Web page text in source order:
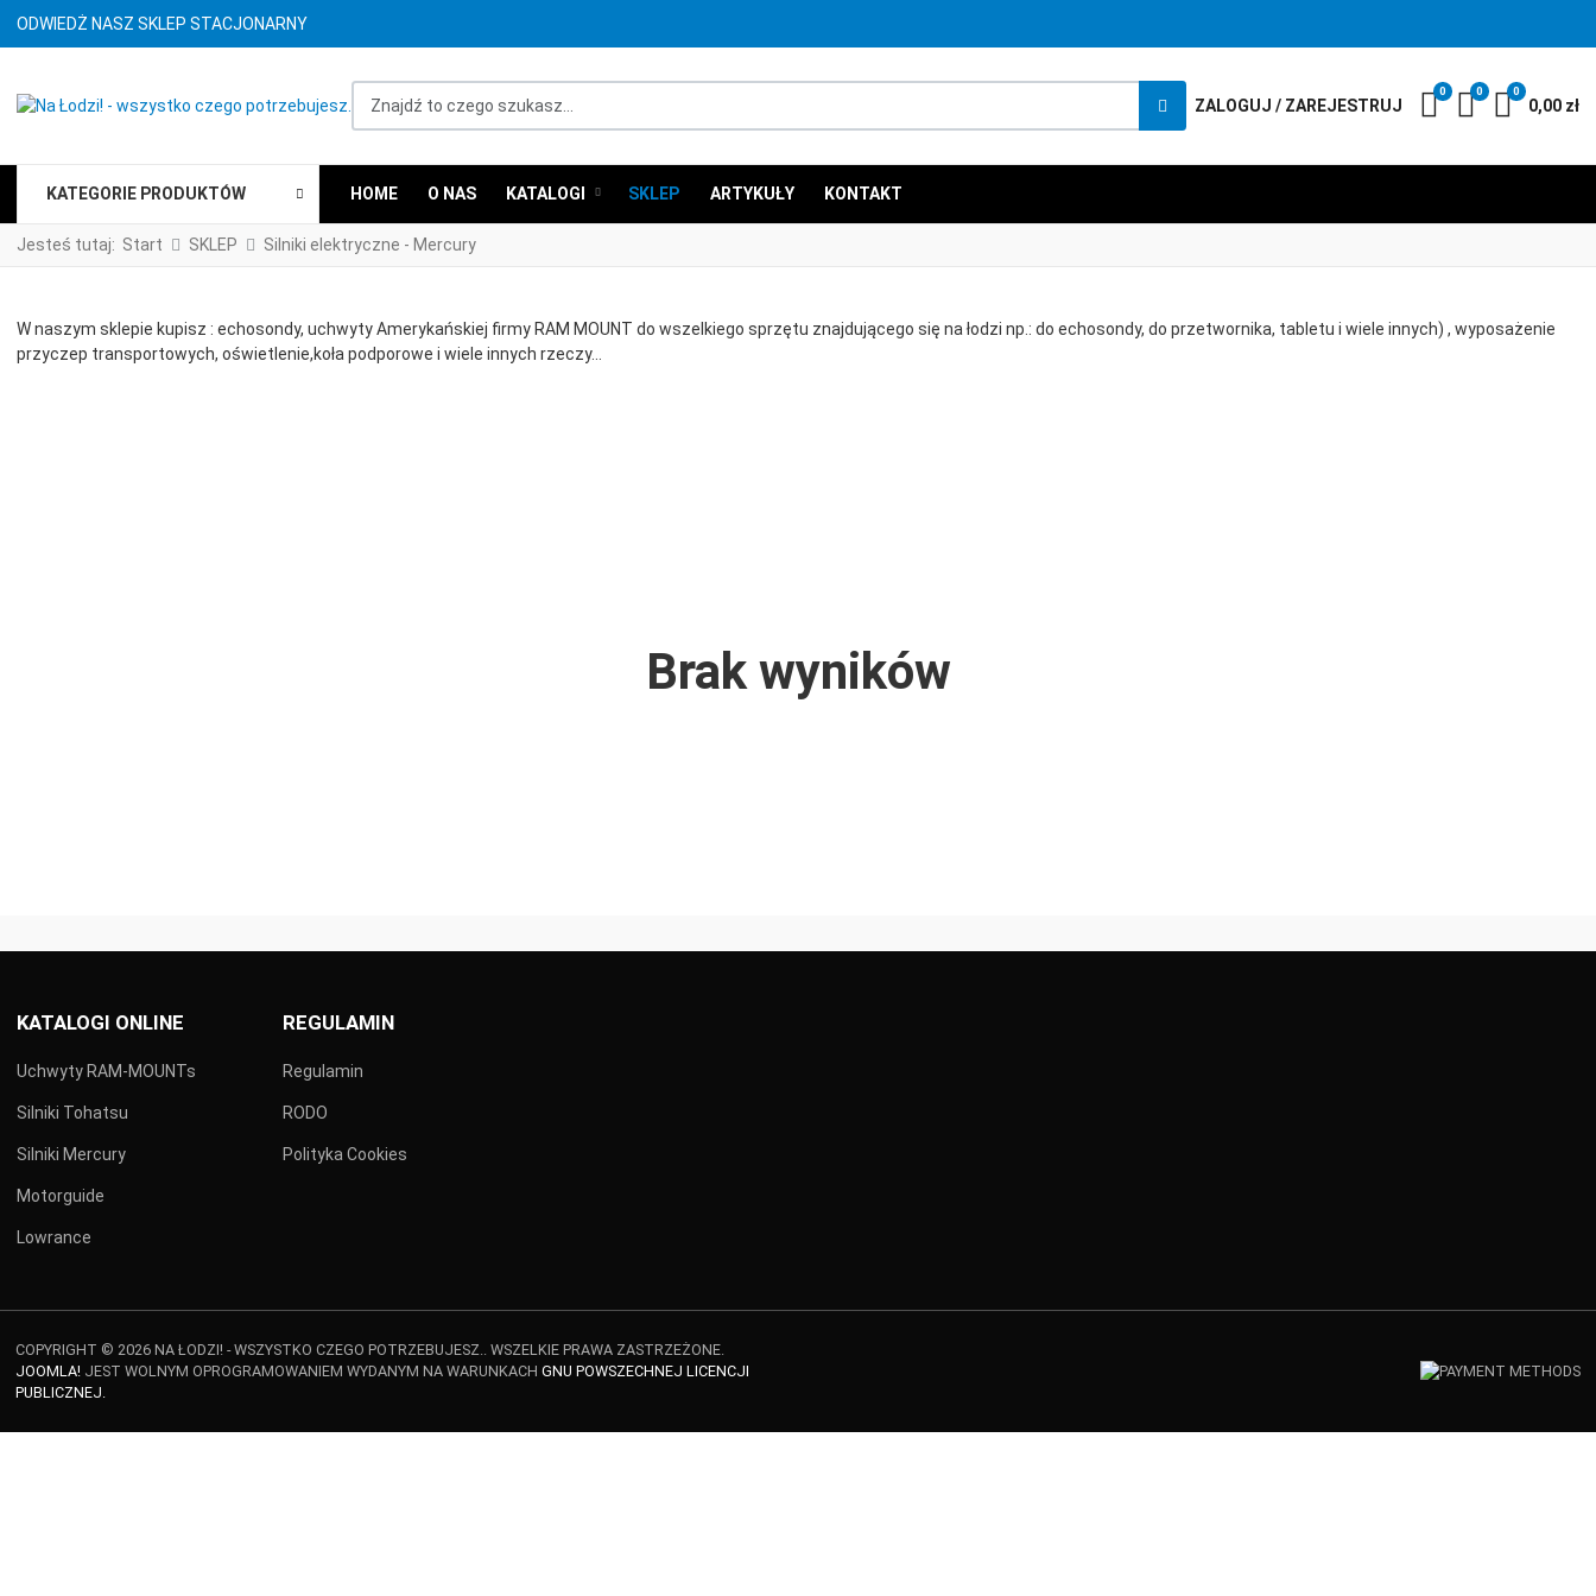
ODWIEDŻ NASZ SKLEP STACJONARNY
ZALOGUJ / ZAREJESTRUJ My Wishlist
0 Compare
0 Koszyk
0
0,00 zł
KATEGORIE PRODUKTÓW HOME O NAS KATALOGI SKLEP ARTYKUŁY KONTAKT
Jesteś tutaj: Start SKLEP Silniki elektryczne - Mercury
W naszym sklepie kupisz : echosondy, uchwyty Amerykańskiej firmy RAM MOUNT do wszelkiego sprzętu znajdującego się na łodzi np.: do echosondy, do przetwornika, tabletu i wiele innych) , wyposażenie
przyczep transportowych, oświetlenie,koła podporowe i wiele innych rzeczy...
Brak wyników
KATALOGI ONLINE
Uchwyty RAM-MOUNTs
Silniki Tohatsu
Silniki Mercury
Motorguide
Lowrance
REGULAMIN
Regulamin
RODO
Polityka Cookies
COPYRIGHT © 2026 NA ŁODZI! - WSZYSTKO CZEGO POTRZEBUJESZ.. WSZELKIE PRAWA ZASTRZEŻONE.
JOOMLA! JEST WOLNYM OPROGRAMOWANIEM WYDANYM NA WARUNKACH GNU POWSZECHNEJ LICENCJI
PUBLICZNEJ.